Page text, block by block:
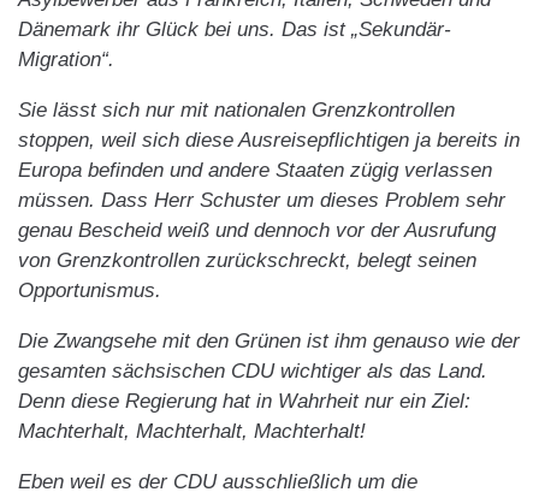
Dänemark ihr Glück bei uns. Das ist „Sekundär-
Migration“.
Sie lässt sich nur mit nationalen Grenzkontrollen
stoppen, weil sich diese Ausreisepflichtigen ja bereits in
Europa befinden und andere Staaten zügig verlassen
müssen. Dass Herr Schuster um dieses Problem sehr
genau Bescheid weiß und dennoch vor der Ausrufung
von Grenzkontrollen zurückschreckt, belegt seinen
Opportunismus.
Die Zwangsehe mit den Grünen ist ihm genauso wie der
gesamten sächsischen CDU wichtiger als das Land.
Denn diese Regierung hat in Wahrheit nur ein Ziel:
Machterhalt, Machterhalt, Machterhalt!
Eben weil es der CDU ausschließlich um die